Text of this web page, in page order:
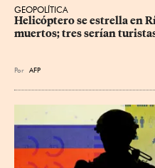
GEOPOLÍTICA
Helicóptero se estrella en
muertos; tres serían
Por AFP